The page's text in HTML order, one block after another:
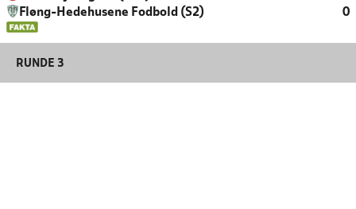
Fløng-Hedehusene Fodbold (S2)
0
RUNDE 3